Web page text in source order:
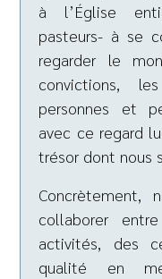
à l’Église
pasteurs- à se
regarder le
convictions,
personnes et
avec ce regard
trésor dont nous
Concrètement,
collaborer
activités, des
qualité en